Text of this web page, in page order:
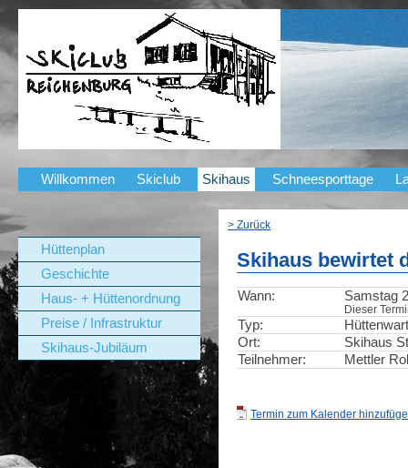
Willkommen Skiclub Skihaus Schneesporttage
Hüttenplan
Geschichte
Haus- + Hüttenordnung
Preise / Infrastruktur
Skihaus-Jubiläum
> Zurück
Skihaus bewirtet
Wann: Samstag
Dieser
Typ:
Hüttenwart
Ort:
Skihaus
Teilnehmer:
Mettler
Termin zum Kalender